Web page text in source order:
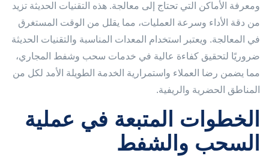
ومعرفة الأماكن التي تحتاج إلى معالجة. هذه التقنيات الحديثة تزيد
من دقة الأداء وسرعة العمليات، مما يقلل من الوقت المستغرق
في المعالجة. ويعتبر استخدام المعدات المناسبة والتقنيات الحديثة
ضروريًا لتحقيق كفاءة عالية في خدمات سحب وشفط المجاري،
مما يضمن رضا العملاء واستمرارية الخدمة الطويلة الأمد لكل من
المناطق الحضرية والريفية.
الخطوات المتبعة في عملية
السحب والشفط